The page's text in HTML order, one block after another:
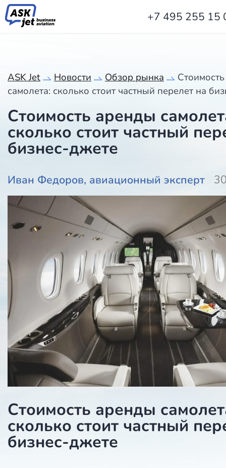
+7 495 255 15
ASK Jet Новости Обзор рынка
самолета: сколько стоит частный перелет на
Стоимость аренды
сколько стоит частный
бизнес-джете
Иван Федоров, авиационный эксперт
Стоимость аренды
сколько стоит частный
бизнес-джете